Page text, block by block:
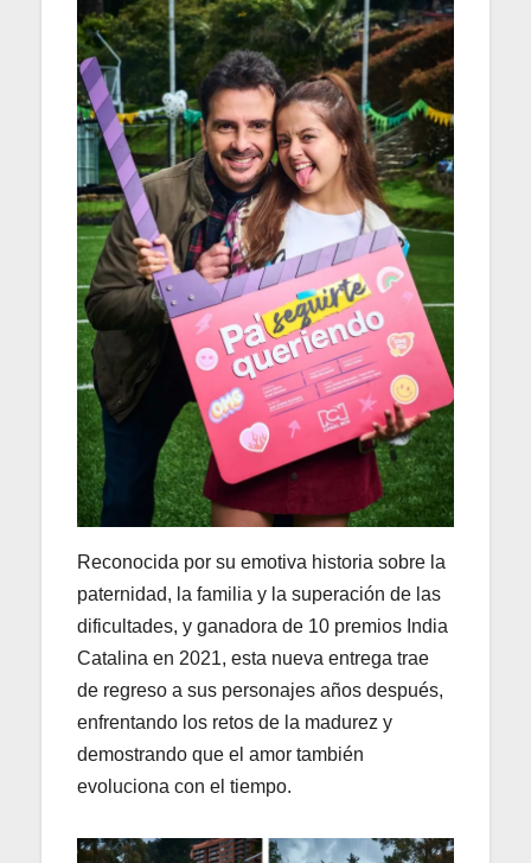
Reconocida por su emotiva historia sobre la
paternidad, la familia y la superación de las
dificultades, y ganadora de 10 premios India
Catalina en 2021, esta nueva entrega trae
de regreso a sus personajes años después,
enfrentando los retos de la madurez y
demostrando que el amor también
evoluciona con el tiempo.